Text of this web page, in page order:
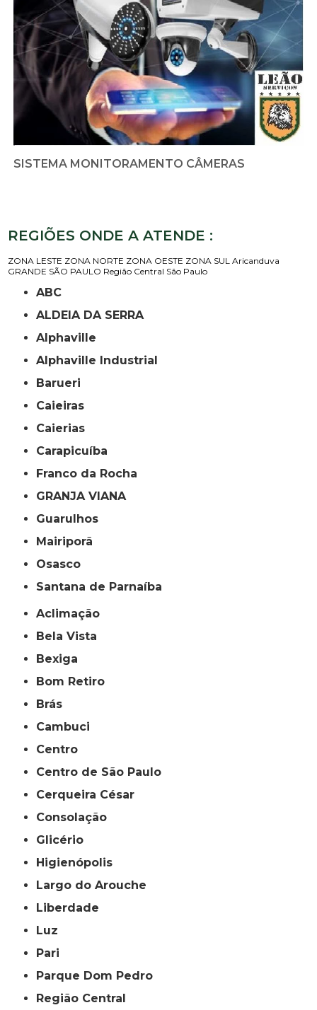
SISTEMA MONITORAMENTO CÂMERAS
REGIÕES ONDE A ATENDE :
ZONA LESTE ZONA NORTE ZONA OESTE ZONA SUL Aricanduva
GRANDE SÃO PAULO Região Central São Paulo
ABC
ALDEIA DA SERRA
Alphaville
Alphaville Industrial
Barueri
Caieiras
Caierias
Carapicuíba
Franco da Rocha
GRANJA VIANA
Guarulhos
Mairiporã
Osasco
Santana de Parnaíba
Aclimação
Bela Vista
Bexiga
Bom Retiro
Brás
Cambuci
Centro
Centro de São Paulo
Cerqueira César
Consolação
Glicério
Higienópolis
Largo do Arouche
Liberdade
Luz
Pari
Parque Dom Pedro
Região Central